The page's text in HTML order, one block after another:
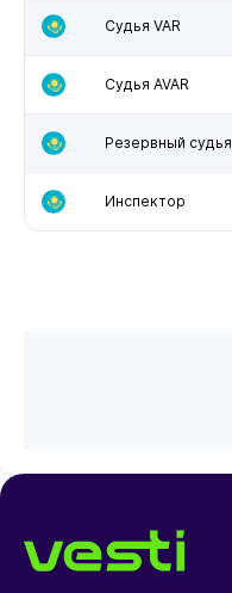
Судья VAR
Судья AVAR
Резервный судья
Инспектор